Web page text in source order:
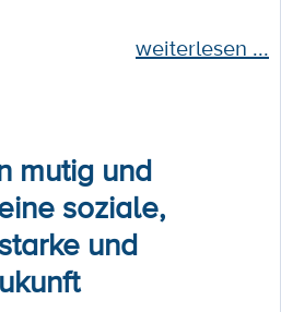
weiterlesen ...
mutig und
soziale,
und